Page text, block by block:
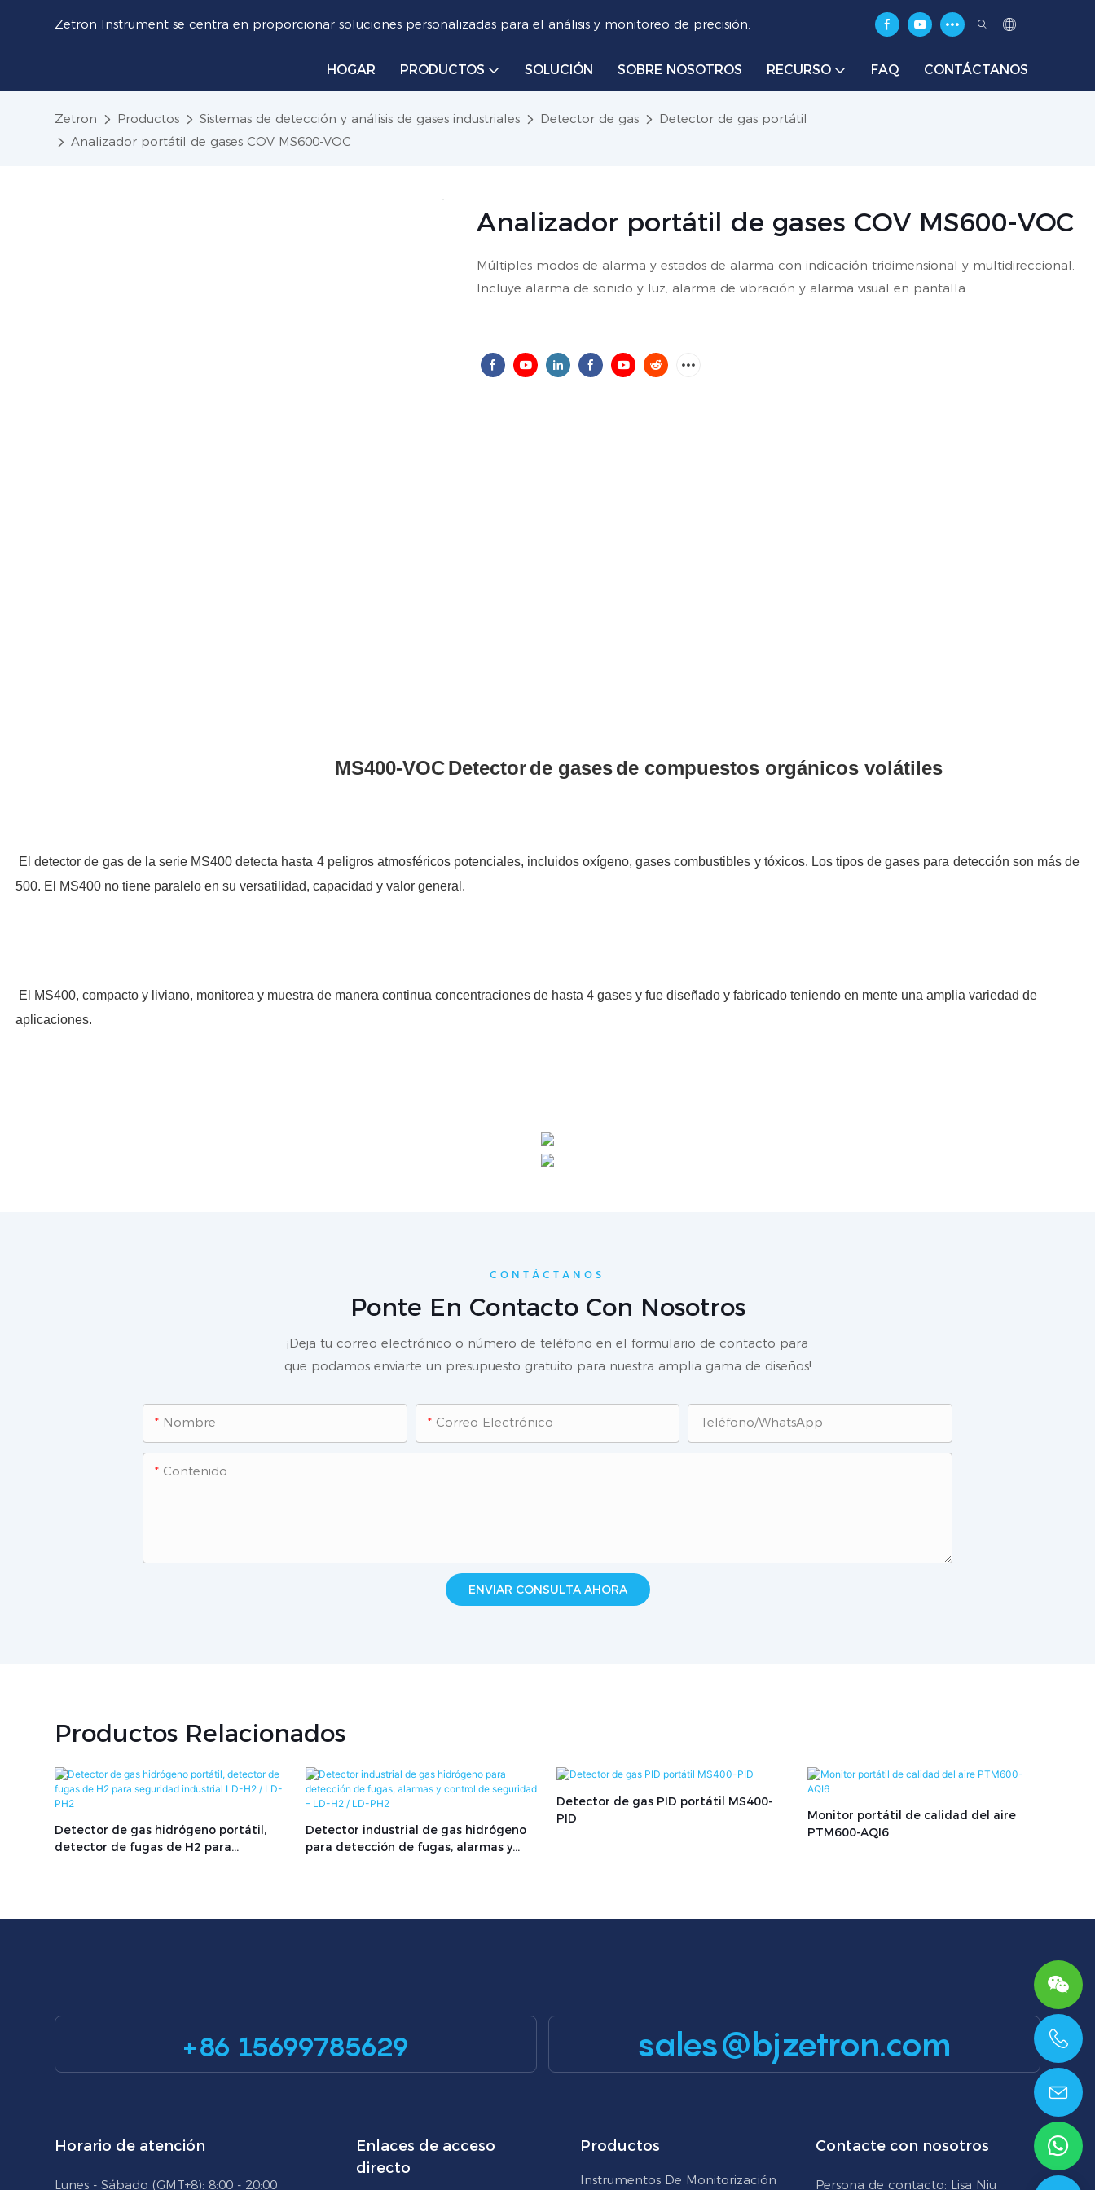
Zetron Instrument se centra en proporcionar soluciones personalizadas para el análisis y monitoreo de precisión.
HOGAR PRODUCTOS SOLUCIÓN SOBRE NOSOTROS RECURSO FAQ CONTÁCTANOS
Zetron Productos Sistemas de detección y análisis de gases industriales Detector de gas
Detector de gas portátil
Analizador portátil de gases COV MS600-VOC
Analizador portátil de gases COV MS600-VOC
Múltiples modos de alarma y estados de alarma con indicación tridimensional y multidireccional.
Incluye alarma de sonido y luz, alarma de vibración y alarma visual en pantalla.
MS400-VOCDetectorde gasesde compuestos orgánicos volátiles
El detector de gas de la serie MS400 detecta hasta 4 peligros atmosféricos potenciales, incluidos oxígeno, gases combustibles y tóxicos. Los tipos de gases para detección son más de
500. El MS400 no tiene paralelo en su versatilidad, capacidad y valor general.
El MS400, compacto y liviano, monitorea y muestra de manera continua concentraciones de hasta 4 gases y fue diseñado y fabricado teniendo en mente una amplia variedad de
aplicaciones.
CONTÁCTANOS
Ponte En Contacto Con Nosotros
¡Deja tu correo electrónico o número de teléfono en el formulario de contacto para
que podamos enviarte un presupuesto gratuito para nuestra amplia gama de diseños!
Nombre Correo Electrónico Teléfono/WhatsApp
Contenido
ENVIAR CONSULTA AHORA
Productos Relacionados
Detector de gas hidrógeno portátil,
detector de fugas de H2 para
Detector industrial de gas hidrógeno
para detección de fugas, alarmas y
Detector de gas PID portátil MS400-
PID
Monitor portátil de calidad del aire
PTM600-AQI6
+86 15699785629 sales@bjzetron.com
Horario de atención
Lunes - Sábado (GMT+8): 8:00 - 20:00
Enlaces de acceso
directo
Productos
Instrumentos De Monitorización
Contacte con nosotros
Persona de contacto: Lisa Niu